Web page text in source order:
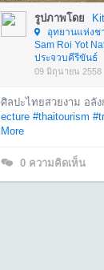
รูปภาพโดย
อุทยานแห่งช
Sam Roi Yot
ประจวบคีรีขันธ์
09 มิถุนายน 2558
ศิลปะไทยสวยงาม อลั
ecture #thaitourism
More
0 ความคิดเห็น